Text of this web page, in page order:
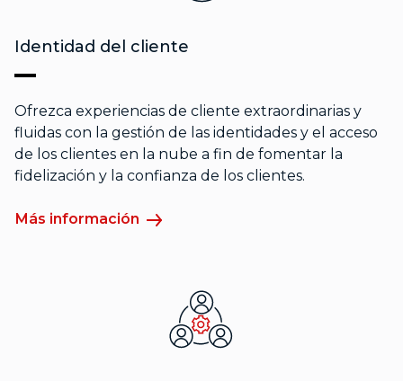
Identidad del cliente
Ofrezca experiencias de cliente extraordinarias y
fluidas con la gestión de las identidades y el acceso
de los clientes en la nube a fin de fomentar la
fidelización y la confianza de los clientes.
Más información